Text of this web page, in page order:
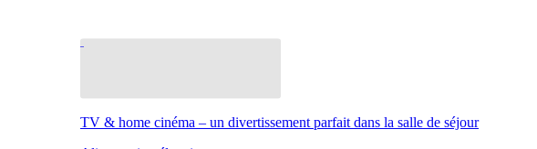
TV & home cinéma – un divertissement parfait dans la salle de séjour